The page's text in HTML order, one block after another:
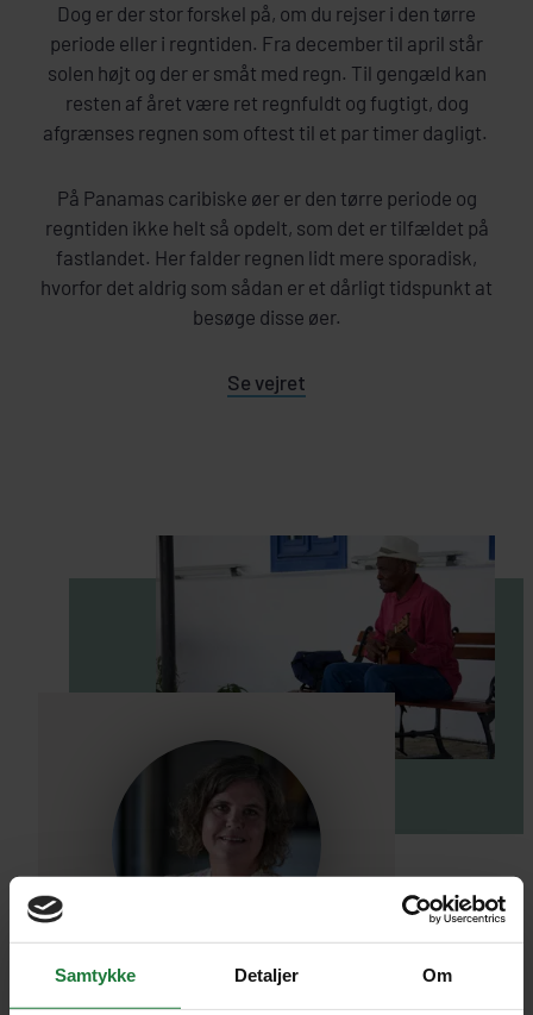
Samtykke Detaljer Om
Dog er der stor forskel på, om du rejser i den tørre
periode eller i regntiden. Fra december til april står
solen højt og der er småt med regn. Til gengæld kan
resten af året være ret regnfuldt og fugtigt, dog
afgrænses regnen som oftest til et par timer dagligt.
På Panamas caribiske øer er den tørre periode og
regntiden ikke helt så opdelt, som det er tilfældet på
fastlandet. Her falder regnen lidt mere sporadisk,
hvorfor det aldrig som sådan er et dårligt tidspunkt at
besøge disse øer.
Se vejret